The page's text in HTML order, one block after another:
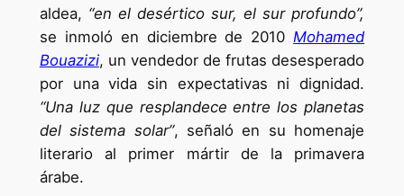
aldea, “en el desértico sur, el sur profundo”,
se inmoló en diciembre de 2010 Mohamed
Bouazizi, un vendedor de frutas desesperado
por una vida sin expectativas ni dignidad.
“Una luz que resplandece entre los planetas
del sistema solar”, señaló en su homenaje
literario al primer mártir de la primavera
árabe.